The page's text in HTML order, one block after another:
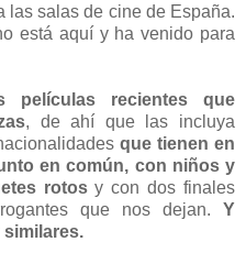
las salas de cine de España.
está aquí y ha venido para
recientes que
, de ahí que las incluya
que tienen en
en común, con niños y
rotosy con dos finales
que nos dejan. Y